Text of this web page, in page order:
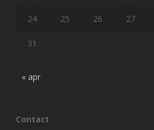
24 25 26 27
31
« apr
Contact